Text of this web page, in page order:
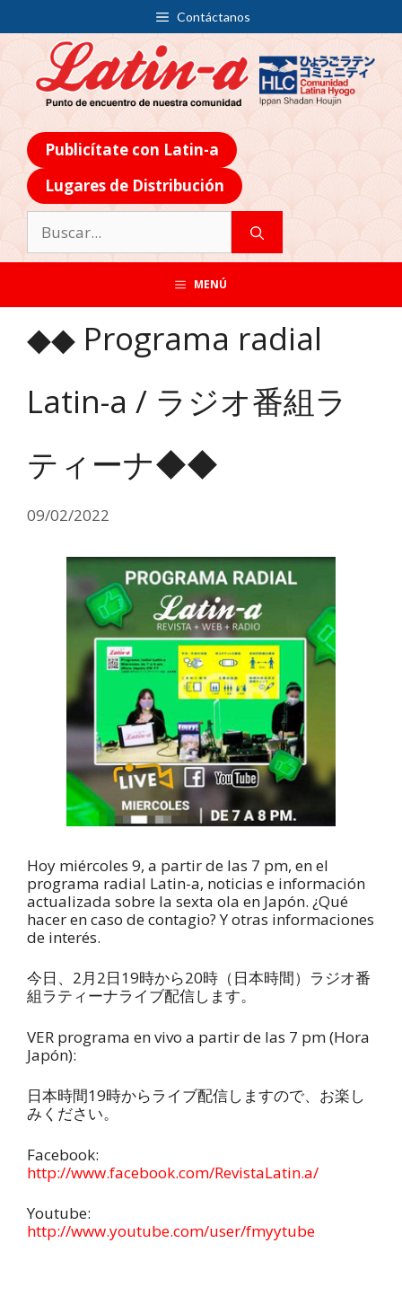
Contáctanos
Publicítate con Latin-a
Lugares de Distribución
MENÚ
◆◆ Programa radial
Latin-a / ラジオ番組ラ
ティーナ◆◆
09/02/2022
Hoy miércoles 9, a partir de las 7 pm, en el
programa radial Latin-a, noticias e información
actualizada sobre la sexta ola en Japón. ¿Qué
hacer en caso de contagio? Y otras informaciones
de interés.
今日、2月2日19時から20時（日本時間）ラジオ番
組ラティーナライブ配信します。
VER programa en vivo a partir de las 7 pm (Hora
Japón):
日本時間19時からライブ配信しますので、お楽し
みください。
Facebook:
http://www.facebook.com/RevistaLatin.a/
Youtube:
http://www.youtube.com/user/fmyytube